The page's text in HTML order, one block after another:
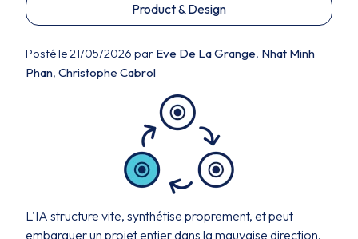
Product & Design
Posté le 21/05/2026 par Eve De La Grange, Nhat Minh
Phan, Christophe Cabrol
L'IA structure vite, synthétise proprement, et peut
embarquer un projet entier dans la mauvaise direction.